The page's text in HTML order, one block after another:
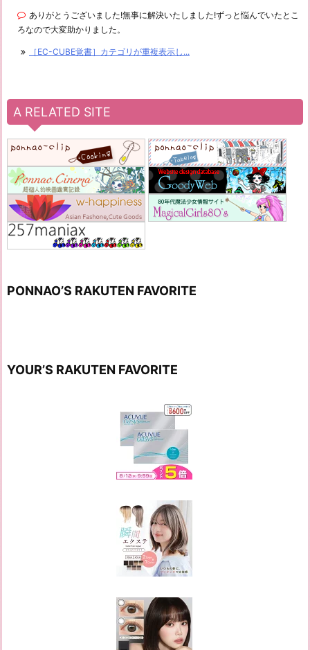
ありがとうございました!無事に解決いたしました!ずっと悩んでいたとこ
ろなので大変助かりました。
［EC-CUBE覚書］カテゴリが重複表示し...
A RELATED SITE
PONNAO’S RAKUTEN FAVORITE
YOUR’S RAKUTEN FAVORITE